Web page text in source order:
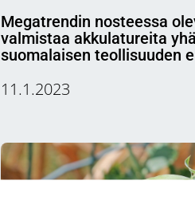
Megatrendin nosteessa
valmistaa akkulatureita
suomalaisen teollisuuden
11.1.2023